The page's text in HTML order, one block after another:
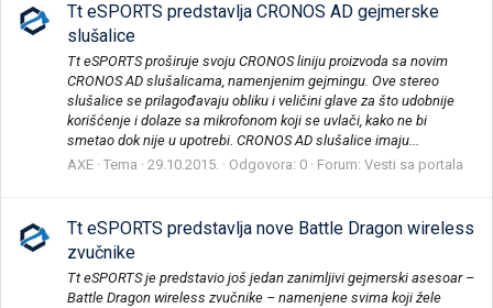
Tt eSPORTS predstavlja CRONOS AD gejmerske
slušalice
Tt eSPORTS proširuje svoju CRONOS liniju proizvoda sa novim
CRONOS AD slušalicama, namenjenim gejmingu. Ove stereo
slušalice se prilagođavaju obliku i veličini glave za što udobnije
korišćenje i dolaze sa mikrofonom koji se uvlači, kako ne bi
smetao dok nije u upotrebi. CRONOS AD slušalice imaju...
AXE Tema 29.10.2015. Odgovora: 0 Forum: Vesti sa portala
Tt eSPORTS predstavlja nove Battle Dragon wireless
zvučnike
Tt eSPORTS je predstavio još jedan zanimljivi gejmerski asesoar –
Battle Dragon wireless zvučnike – namenjene svima koji žele